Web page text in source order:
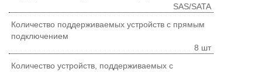
SAS/SATA
Количество поддерживаемых устройств с прямым
подключением
8 шт
Количество устройств, поддерживаемых с